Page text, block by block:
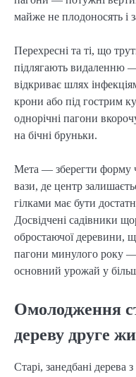
майже не плодоносять і
Перехресні та ті, що
підлягають видаленню
відкриває шлях
крони або під гострим
однорічні пагони
на бічні бруньки.
Мета — зберегти форму
вази, де центр
гілками має бути
Досвідчені садівники
обростаючої деревини,
пагони минулого року
основний урожай у
Омолодження
дереву друге
Старі, занедбані дерева